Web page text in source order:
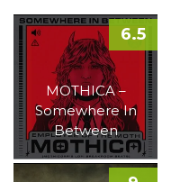
MOTHICA –
Somewhere In
Between
6.5